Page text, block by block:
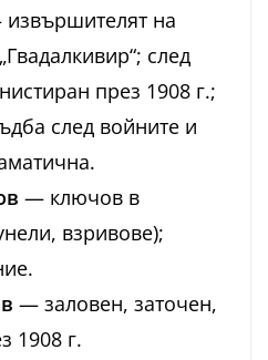
на
след
през 1908 г.;
след войните и
— ключов в
взривове);
— заловен, заточен,
1908 г.